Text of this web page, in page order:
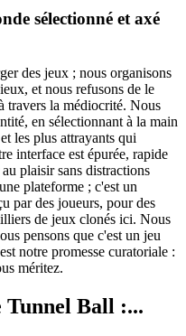
sélectionné et axé
des jeux ; nous organisons
et nous refusons de le
travers la médiocrité. Nous
en sélectionnant à la main
les plus attrayants qui
interface est épurée, rapide
plaisir sans distractions
plateforme ; c'est un
par des joueurs, pour des
de jeux clonés ici. Nous
pensons que c'est un jeu
notre promesse curatoriale :
méritez.
Ball :...